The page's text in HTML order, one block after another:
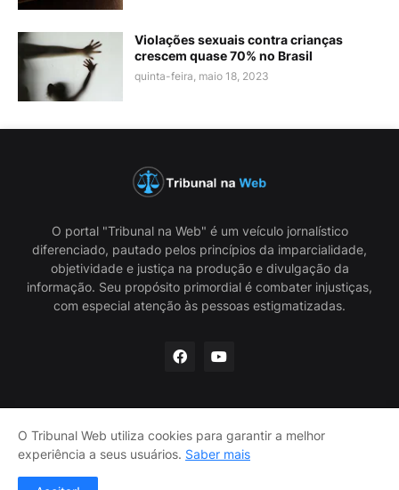
Violações sexuais contra crianças
crescem quase 70% no Brasil
quinta-feira, maio 18, 2023
O portal "Tribunal na Web" é um veículo jornalístico
diferenciado, pautado pelos princípios da imparcialidade,
objetividade e justiça na produção e divulgação da
informação. Seu propósito primordial é combater injustiças,
com especial atenção às pessoas estigmatizadas.
Home Política de privacidade
Termos de uso
Contato
O Tribunal Web utiliza cookies para garantir a melhor
experiência a seus usuários. Saber mais